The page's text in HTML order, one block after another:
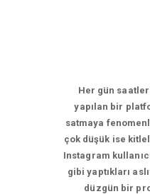
Her gün
yapılan bir
satmaya
çok düşük ise
Instagram
gibi yaptıkları
düzgün bir